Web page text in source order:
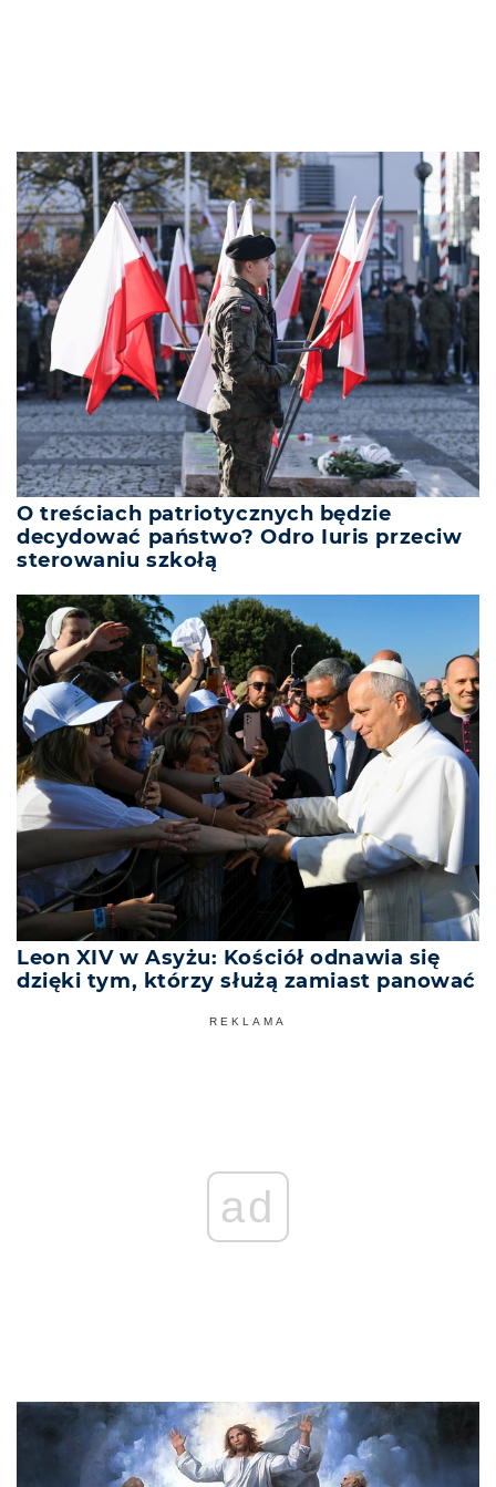
O treściach patriotycznych będzie
decydować państwo? Odro Iuris przeciw
sterowaniu szkołą
Leon XIV w Asyżu: Kościół odnawia się
dzięki tym, którzy służą zamiast panować
REKLAMA
ad